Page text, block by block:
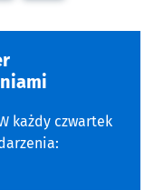
każdy czwartek